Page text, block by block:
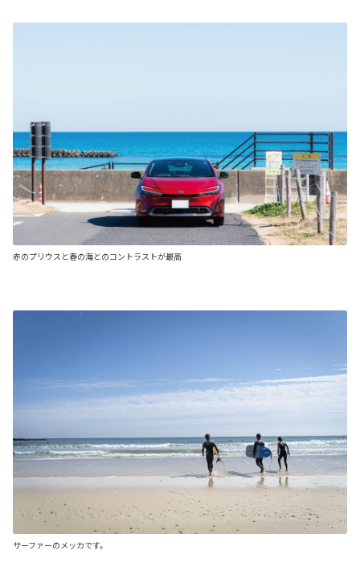
赤のプリウスと春の海とのコントラストが最高
サーファーのメッカです。